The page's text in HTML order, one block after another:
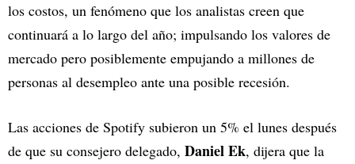
los costos, un fenómeno que los analistas creen que
continuará a lo largo del año; impulsando los valores de
mercado pero posiblemente empujando a millones de
personas al desempleo ante una posible recesión.
Las acciones de Spotify subieron un 5% el lunes después
de que su consejero delegado, Daniel Ek, dijera que la